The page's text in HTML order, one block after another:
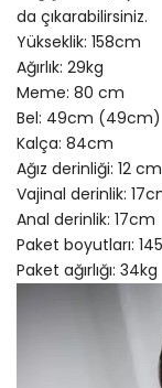
da çıkarabilirsiniz.
Yükseklik: 158cm
Ağırlık: 29kg
Meme: 80 cm
Bel: 49cm (49cm)
Kalça: 84cm
Ağız derinliği: 12 cm
Vajinal derinlik:
Anal derinlik: 17cm
Paket boyutları:
Paket ağırlığı: 34kg